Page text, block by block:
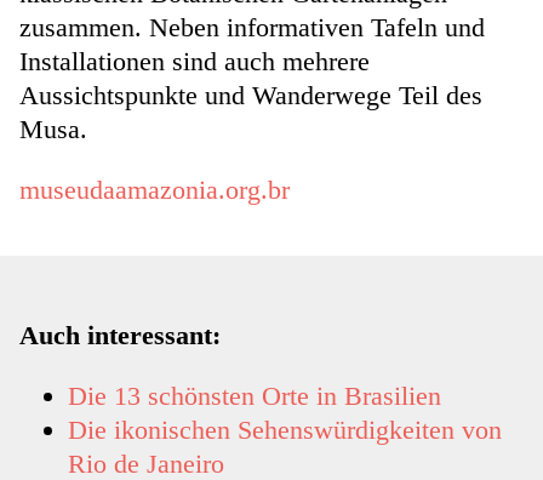
zusammen. Neben informativen Tafeln und
Installationen sind auch mehrere
Aussichtspunkte und Wanderwege Teil des
Musa.
museudaamazonia.org.br
Auch interessant:
Die 13 schönsten Orte in Brasilien
Die ikonischen Sehenswürdigkeiten von
Rio de Janeiro